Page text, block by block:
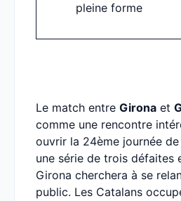
pleine forme
Le match entre Girona et
comme une rencontre
ouvrir la 24ème journée
une série de trois défaites
Girona cherchera à se
public. Les Catalans